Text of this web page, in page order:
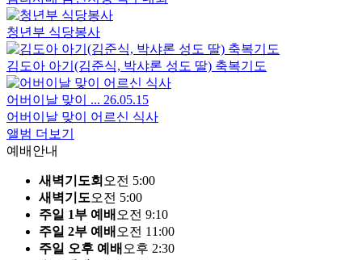
호산나교회는 어디에 있나요?
서울특별시 금천구 독산제1동 시흥대로139길 25에 위치해 있
습니다. 자세한 오시는 길과 주차 안내는 약도 및 주차 페이지
에서 확인하실 수 있습니다.
새가족 등록은 어떻게 하나요?
호산나교회를 처음 방문하셨다면 홈페이지의 새가족등록 페
이지를 통해 등록하실 수 있으며, 담당자가 확인 후 안내해 드
립니다.
아이와 함께 예배드릴 수 있나요?
네, 호산나교회는 아동부·청소년부 등 자녀 세대를 위한 교회